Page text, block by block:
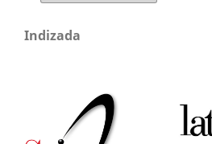
Indizada